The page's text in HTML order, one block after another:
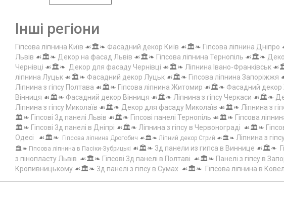
Інші регіони
Гіпсова ліпнина Київ ☙🏛️❧ Фасадний декор Київ ☙🏛️❧ Гіпсова ліпнина Дніпро
Львів ☙🏛️❧ Декор на фасад Львів ☙🏛️❧ Гіпсова ліпнина Тернопіль ☙🏛️❧
Чернівці ☙🏛️❧ Декор для фасаду Чернівці ☙🏛️❧ Ліпнина Івано-Франківськ
ліпнина Луцьк ☙🏛️❧ Фасадний декор Луцьк ☙🏛️❧ Гіпсова ліпнина Запоріжжя
Ліпнина з гіпсу Полтава ☙🏛️❧ Гіпсова ліпнина Житомир ☙🏛️❧ Фасадний
Вінниця ☙🏛️❧ Фасадний декор Вінниця ☙🏛️❧ Ліпнина з гіпсу Черкаси ☙🏛️❧
Ліпнина з гіпсу Миколаїв ☙🏛️❧ Декор для фасаду Миколаїв ☙🏛️❧ Ліпнина з
🏛️❧ Гіпсові 3д панелі Львів ☙🏛️❧ Гіпсові панелі Тернопіль ☙🏛️❧ Гіпсова
🏛️❧ Гіпсові 3д панелі в Дніпрі ☙🏛️❧ Ліпнина з гіпсу в Червонограді ☙🏛️❧
Одесі ☙🏛️❧ Гіпсова ліпнина Дрогобич ☙🏛️❧ Ліпний декор Стрий ☙🏛️❧ Ліпнина з
🏛️❧ Гіпсова ліпнина в Пасіки-Зубрицькі ☙🏛️❧ 3д панели из гипса в Виннице ☙🏛️❧
з пінопласту Львів ☙🏛️❧ Гіпсові 3д панелі в Полтаві ☙🏛️❧ Панелі з гіпсу в
Кропивницькому ☙🏛️❧ 3д панелі з гіпсу в Сумах ☙🏛️❧ Гіпсова ліпнина в